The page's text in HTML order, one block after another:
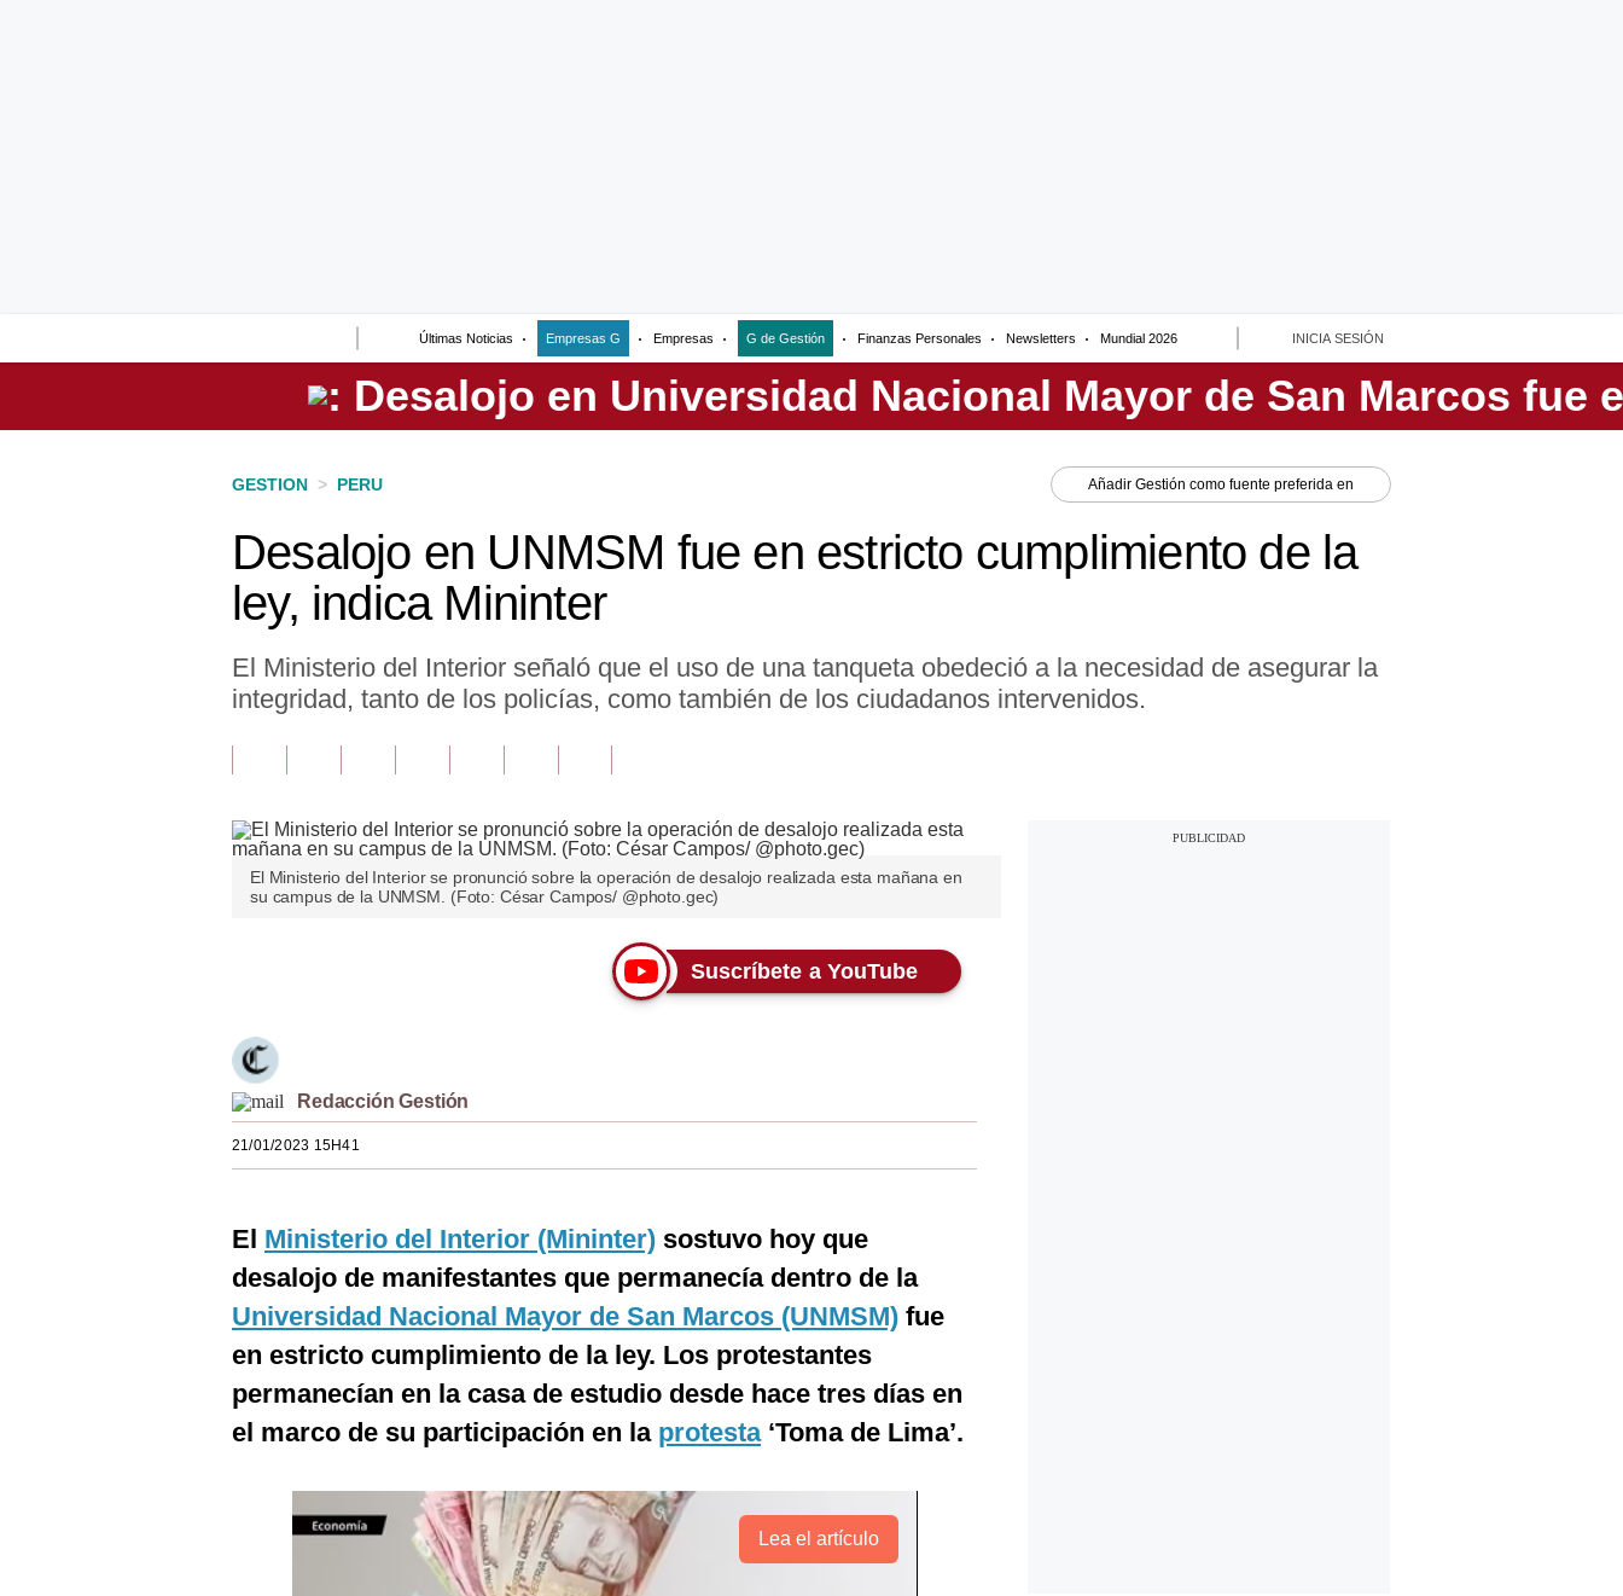
Últimas Noticias Empresas G Empresas G de Gestión Finanzas Personales Newsletters Mundial 2026 INICIA SESIÓN
Perú
GESTION > PERU Añadir Gestión como fuente preferida en
Desalojo en UNMSM fue en estricto cumplimiento de la
ley, indica Mininter
El Ministerio del Interior señaló que el uso de una tanqueta obedeció a la necesidad de asegurar la
integridad, tanto de los policías, como también de los ciudadanos intervenidos.
El Ministerio del Interior se pronunció sobre la operación de desalojo realizada esta mañana en
su campus de la UNMSM. (Foto: César Campos/ @photo.gec)
Suscríbete a YouTube
Redacción Gestión
21/01/2023 15H41
El Ministerio del Interior (Mininter) sostuvo hoy que
desalojo de manifestantes que permanecía dentro de la
Universidad Nacional Mayor de San Marcos (UNMSM) fue
en estricto cumplimiento de la ley. Los protestantes
permanecían en la casa de estudio desde hace tres días en
el marco de su participación en la protesta‘Toma de Lima’.
Lea el artículo